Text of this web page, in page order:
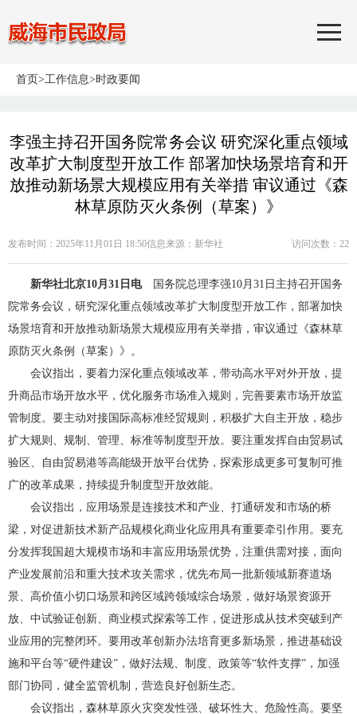
首页>工作信息>时政要闻
李强主持召开国务院常务会议 研究深化重点领域
改革扩大制度型开放工作 部署加快场景培育和开
放推动新场景大规模应用有关举措 审议通过《森
林草原防灭火条例（草案）》
发布时间：2025年11月01日 18:50信息来源： 新华社 访问次数： 22
新华社北京10月31日电国务院总理李强10月31日主持召开国务
院常务会议，研究深化重点领域改革扩大制度型开放工作，部署加快
场景培育和开放推动新场景大规模应用有关举措，审议通过《森林草
原防灭火条例（草案）》。
会议指出，要着力深化重点领域改革，带动高水平对外开放，提
升商品市场开放水平，优化服务市场准入规则，完善要素市场开放监
管制度。要主动对接国际高标准经贸规则，积极扩大自主开放，稳步
扩大规则、规制、管理、标准等制度型开放。要注重发挥自由贸易试
验区、自由贸易港等高能级开放平台优势，探索形成更多可复制可推
广的改革成果，持续提升制度型开放效能。
会议指出，应用场景是连接技术和产业、打通研发和市场的桥
梁，对促进新技术新产品规模化商业化应用具有重要牵引作用。要充
分发挥我国超大规模市场和丰富应用场景优势，注重供需对接，面向
产业发展前沿和重大技术攻关需求，优先布局一批新领域新赛道场
景、高价值小切口场景和跨区域跨领域综合场景，做好场景资源开
放、中试验证创新、商业模式探索等工作，促进形成从技术突破到产
业应用的完整闭环。要用改革创新办法培育更多新场景，推进基础设
施和平台等“硬件建设”，做好法规、制度、政策等“软件支撑”，加强
部门协同，健全监管机制，营造良好创新生态。
会议指出，森林草原火灾突发性强、破坏性大、危险性高。要坚